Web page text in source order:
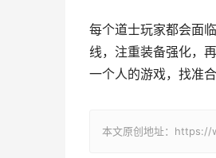
每个道士玩家都会面
线，注重装备强化，
一个人的游戏，找准
本文原创地址：